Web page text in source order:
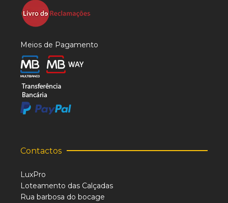
Meios de Pagamento
Contactos
LuxPro
Loteamento das Calçadas
Rua barbosa do bocage